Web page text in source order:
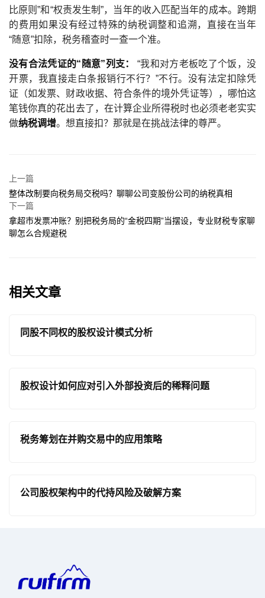
比原则”和“权责发生制”，当年的收入匹配当年的成本。跨期
的费用如果没有经过特殊的纳税调整和追溯，直接在当年
“随意”扣除，税务稽查时一查一个准。
没有合法凭证的“随意”列支：
“我和对方老板吃了个饭，没
开票，我直接走白条报销行不行？”不行。没有法定扣除凭
证（如发票、财政收据、符合条件的境外凭证等），哪怕这
笔钱你真的花出去了，在计算企业所得税时也必须老老实实
做纳税调增。想直接扣？那就是在挑战法律的尊严。
上一篇
整体改制要向税务局交税吗？聊聊公司变股份公司的纳税真相
下一篇
拿超市发票冲账？别把税务局的“金税四期”当摆设，专业财税专家聊
聊怎么合规避税
相关文章
同股不同权的股权设计模式分析
股权设计如何应对引入外部投资后的稀释问题
税务筹划在并购交易中的应用策略
公司股权架构中的代持风险及破解方案